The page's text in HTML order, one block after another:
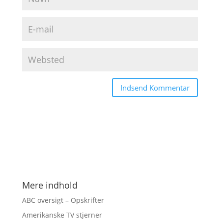
Mere indhold
ABC oversigt – Opskrifter
Amerikanske TV stjerner